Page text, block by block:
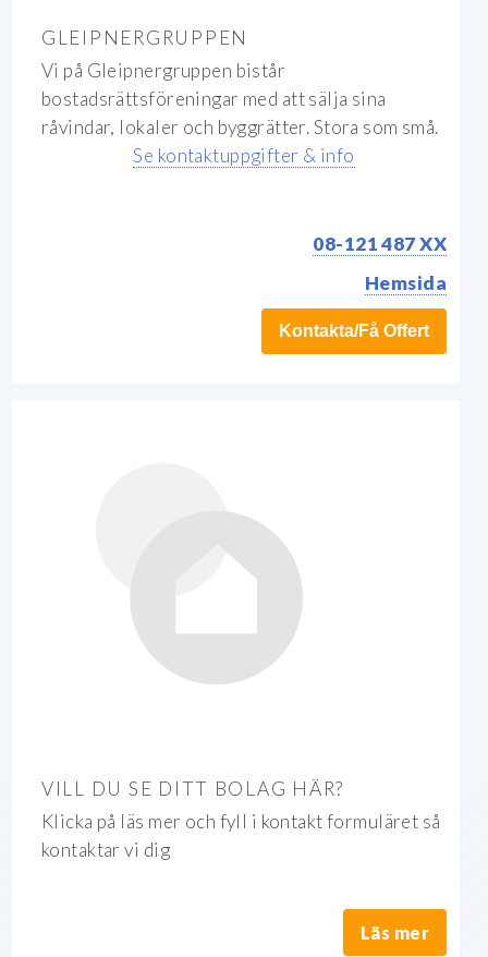
GLEIPNERGRUPPEN
Vi på Gleipnergruppen bistår
bostadsrättsföreningar med att sälja sina
råvindar, lokaler och byggrätter. Stora som små.
Se kontaktuppgifter & info
08-121 487 XX
Hemsida
Kontakta/Få Offert
VILL DU SE DITT BOLAG HÄR?
Klicka på läs mer och fyll i kontakt formuläret så
kontaktar vi dig
Läs mer